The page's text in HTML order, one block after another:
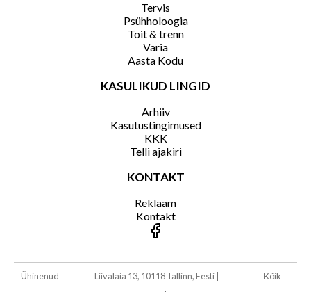
Tervis
Psühholoogia
Toit & trenn
Varia
Aasta Kodu
KASULIKUD LINGID
Arhiiv
Kasutustingimused
KKK
Telli ajakiri
KONTAKT
Reklaam
Kontakt
Ühinenud
Liivalaia 13, 10118 Tallinn, Eesti
Kõik